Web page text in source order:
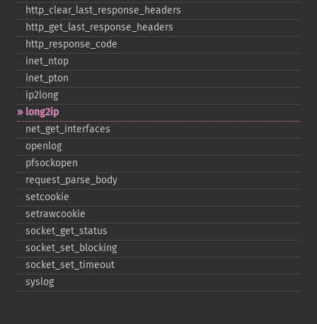
http_​clear_​last_​response_​headers
http_​get_​last_​response_​headers
http_​response_​code
inet_​ntop
inet_​pton
ip2long
long2ip
net_​get_​interfaces
openlog
pfsockopen
request_​parse_​body
setcookie
setrawcookie
socket_​get_​status
socket_​set_​blocking
socket_​set_​timeout
syslog